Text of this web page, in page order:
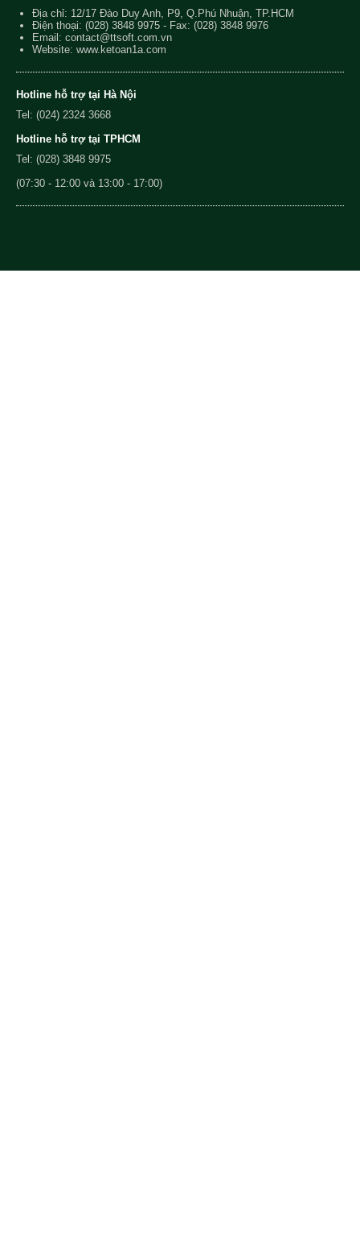
Địa chỉ: 12/17 Đào Duy Anh, P9, Q.Phú Nhuận, TP.HCM
Điện thoại: (028) 3848 9975 - Fax: (028) 3848 9976
Email: contact@ttsoft.com.vn
Website: www.ketoan1a.com
Hotline hỗ trợ tại Hà Nội
Tel: (024) 2324 3668
Hotline hỗ trợ tại TPHCM
Tel: (028) 3848 9975
(07:30 - 12:00 và 13:00 - 17:00)